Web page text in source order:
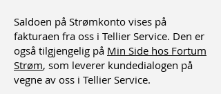
Saldoen på Strømkonto vises på
fakturaen fra oss i Tellier Service. Den er
også tilgjengelig på Min Side hos Fortum
Strøm, som leverer kundedialogen på
vegne av oss i Tellier Service.